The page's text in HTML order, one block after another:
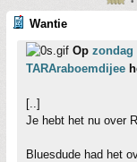
Wantie
Op zondag
TARAraboemdijee
[..]
Je hebt het nu over
Bluesdude had het